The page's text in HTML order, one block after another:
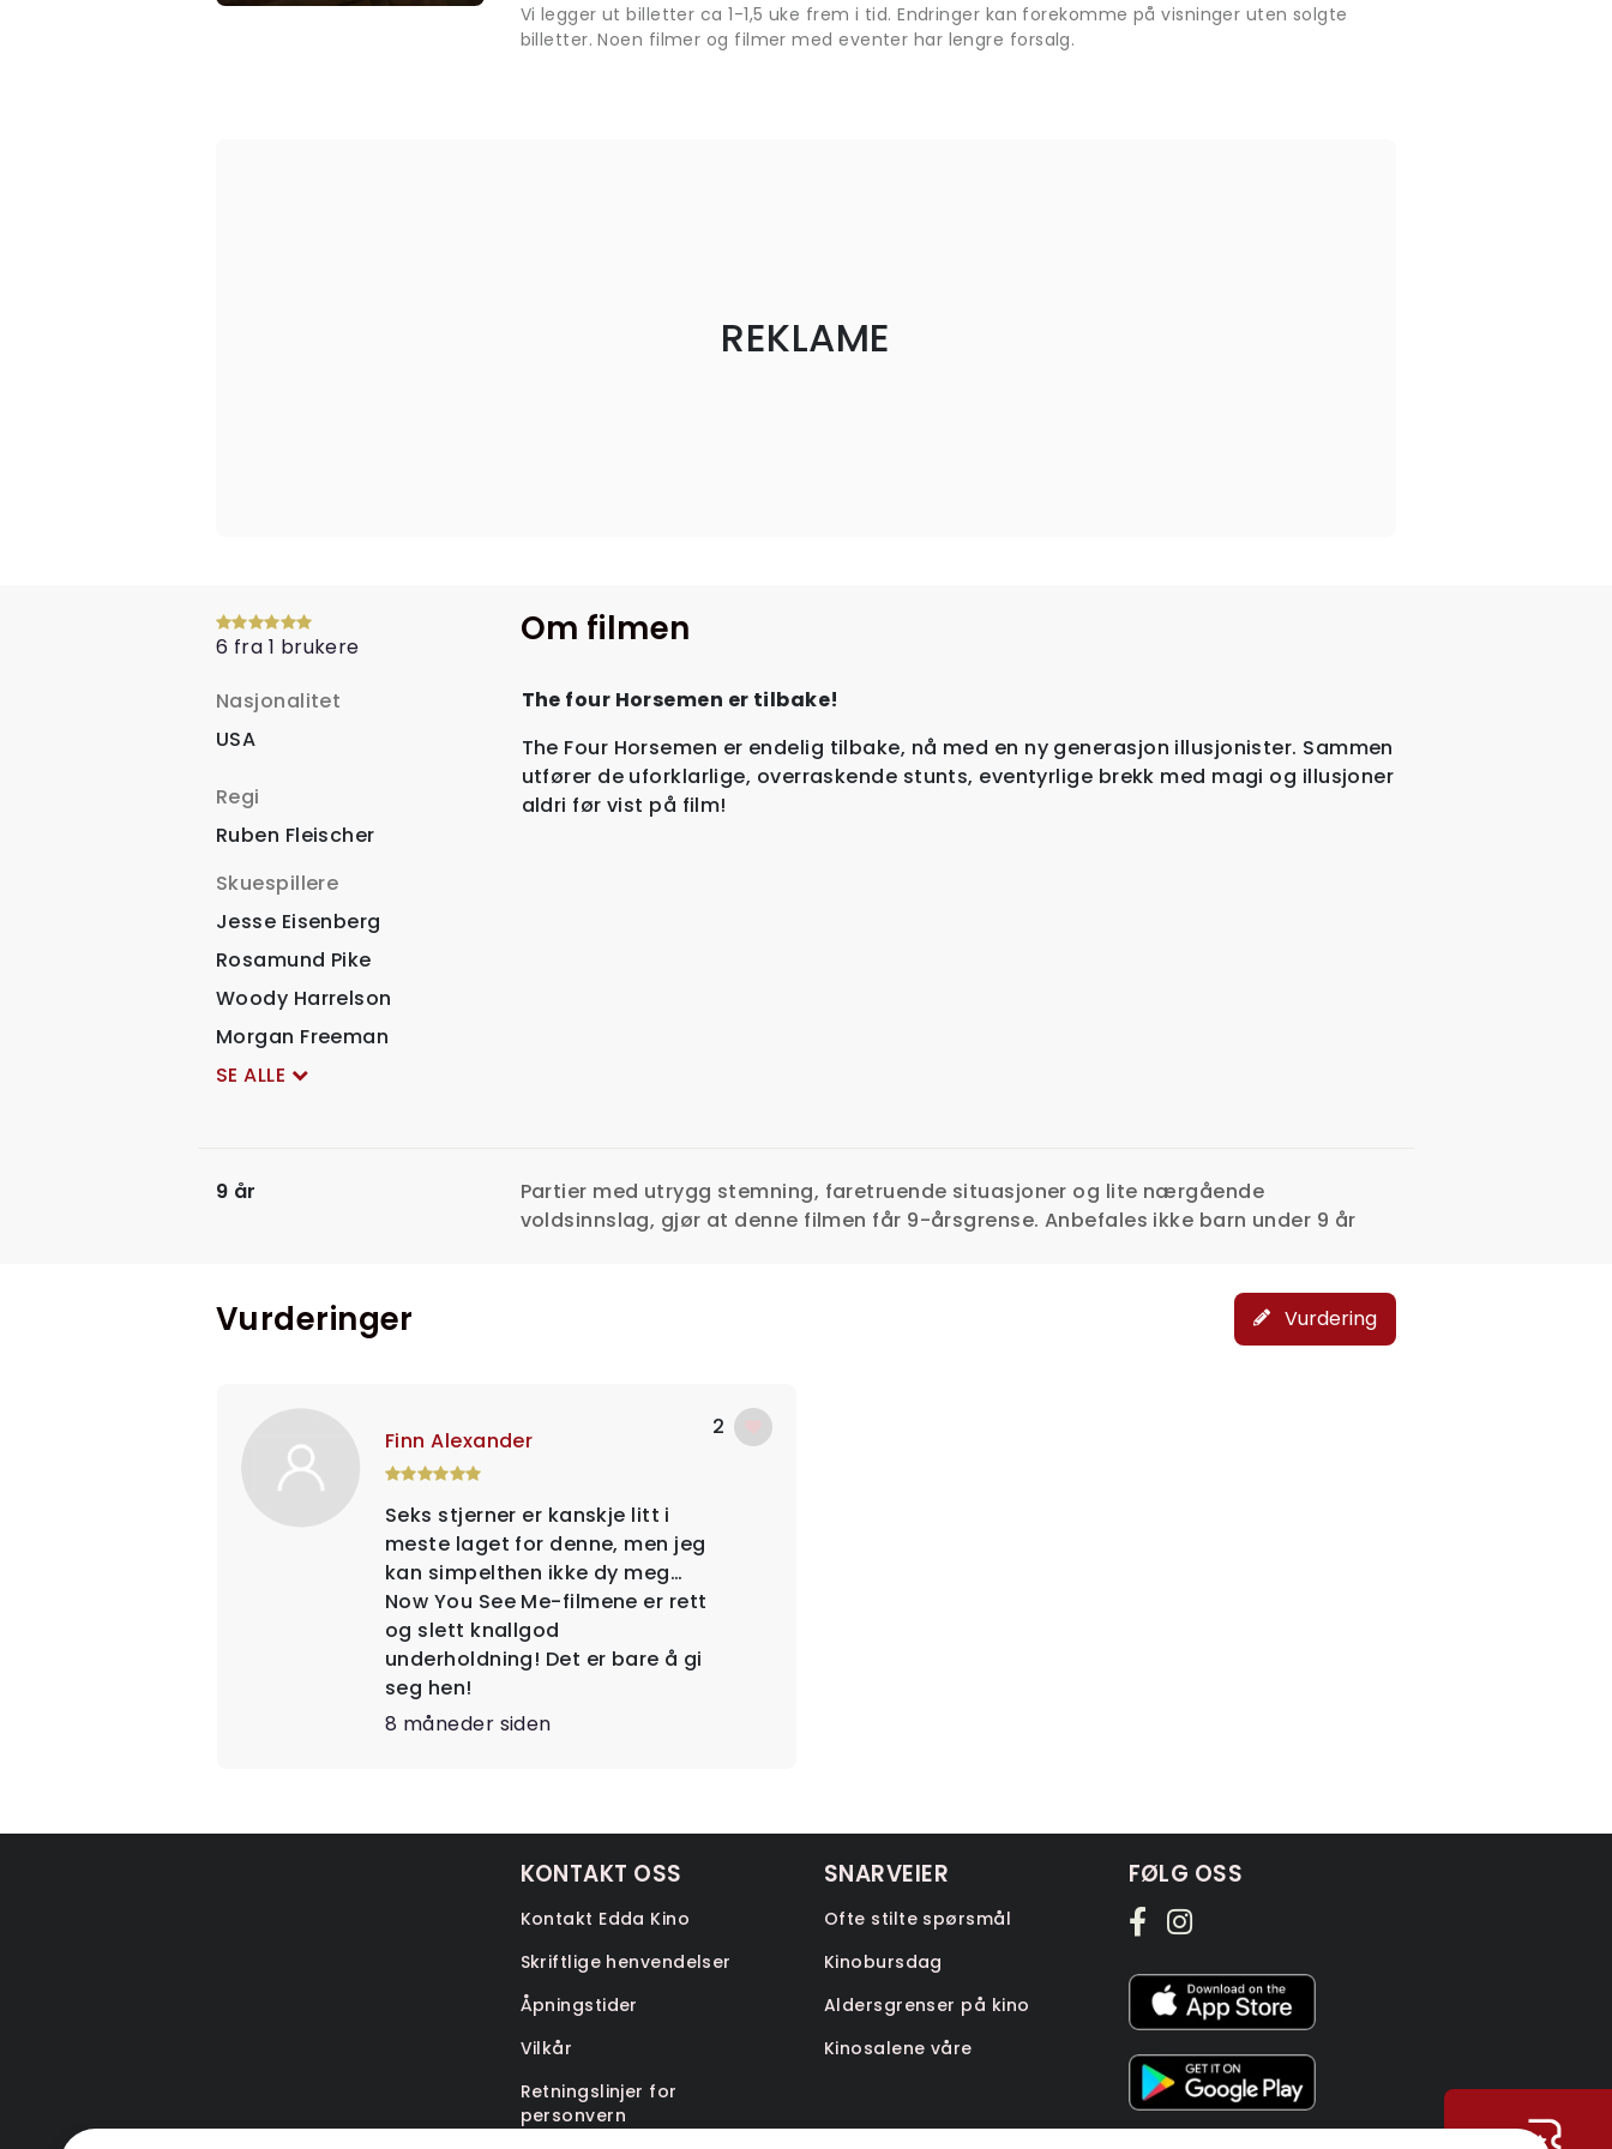
Vi legger ut billetter ca 1-1,5 uke frem i tid. Endringer kan forekomme på visninger uten solgte
billetter. Noen filmer og filmer med eventer har lengre forsalg.
REKLAME
6 fra 1 brukere
Nasjonalitet
USA
Regi
Ruben Fleischer
Skuespillere
Jesse Eisenberg
Rosamund Pike
Woody Harrelson
Morgan Freeman
SE ALLE
Om filmen
The four Horsemen er tilbake!
The Four Horsemen er endelig tilbake, nå med en ny generasjon illusjonister. Sammen
utfører de uforklarlige, overraskende stunts, eventyrlige brekk med magi og illusjoner
aldri før vist på film!
9 år
Partier med utrygg stemning, faretruende situasjoner og lite nærgående
voldsinnslag, gjør at denne filmen får 9-årsgrense. Anbefales ikke barn under 9 år
Vurderinger Vurdering
Finn Alexander
Seks stjerner er kanskje litt i
meste laget for denne, men jeg
kan simpelthen ikke dy meg…
Now You See Me-filmene er rett
og slett knallgod
underholdning! Det er bare å gi
seg hen!
8 måneder siden
2
KONTAKT OSS
Kontakt Edda Kino
Skriftlige henvendelser
Åpningstider
Vilkår
Retningslinjer for
personvern
SNARVEIER
Ofte stilte spørsmål
Kinobursdag
Aldersgrenser på kino
Kinosalene våre
FØLG OSS